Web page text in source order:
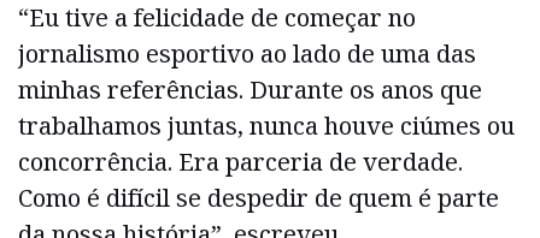
“Eu tive a felicidade de começar no
jornalismo esportivo ao lado de uma das
minhas referências. Durante os anos que
trabalhamos juntas, nunca houve ciúmes ou
concorrência. Era parceria de verdade.
Como é difícil se despedir de quem é parte